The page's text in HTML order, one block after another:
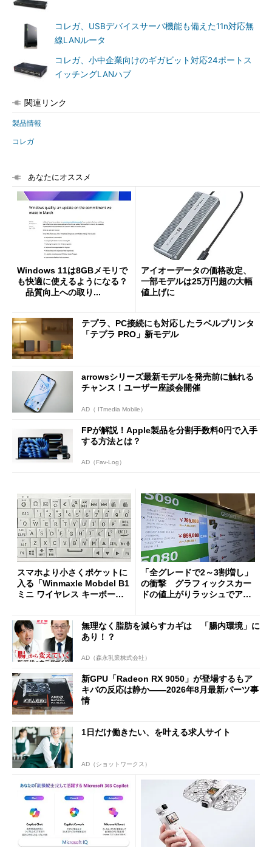
コレガ、USBデバイスサーバ機能も備えた11n対応無
線LANルータ
コレガ、小中企業向けのギガビット対応24ポートス
イッチングLANハブ
関連リンク
製品情報
コレガ
あなたにオススメ
Windows 11は8GBメモリで
も快適に使えるようになる？
品質向上への取り...
アイオーデータの価格改定、
一部モデルは25万円超の大幅
値上げに
テプラ、PC接続にも対応したラベルプリンタ
「テプラ PRO」新モデル
arrowsシリーズ最新モデルを発売前に触れる
チャンス！ユーザー座談会開催
AD（ ITmedia Mobile）
FPが解説！Apple製品を分割手数料0円で入手
する方法とは？
AD（Fav-Log）
スマホより小さくポケットに
入る「Winmaxle Mobdel B1
ミニ ワイヤレス キーボー
「全グレードで2～3割増し」
の衝撃 グラフィックスカー
ドの値上がりラッシュでアキ
無理なく脂肪を減らすカギは 「腸内環境」に
あり！？
AD（森永乳業株式会社）
新GPU「Radeon RX 9050」が登場するもア
キバの反応は静か――2026年8月最新パーツ事
情
1日だけ働きたい、を叶える求人サイト
AD（ショットワークス）